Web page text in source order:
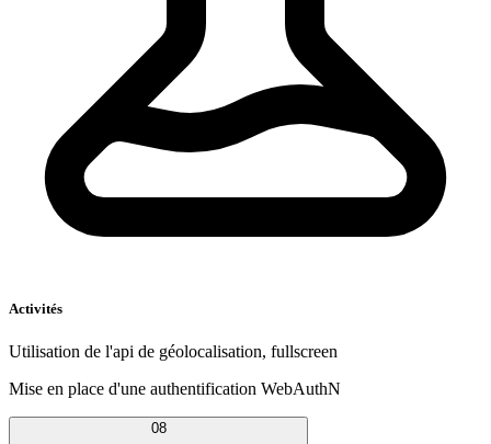
Activités
Utilisation de l'api de géolocalisation, fullscreen
Mise en place d'une authentification WebAuthN
08